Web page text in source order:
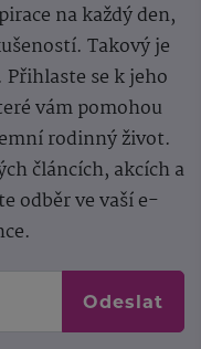
na každý den,
Takový je
se k jeho
vám pomohou
rodinný život.
článcích, akcích a
odběr ve vaší e-
Odeslat